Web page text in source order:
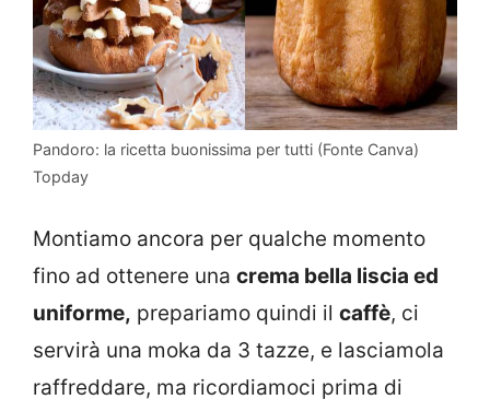
Pandoro: la ricetta buonissima per tutti (Fonte Canva)
Topday
Montiamo ancora per qualche momento
fino ad ottenere una crema bella liscia ed
uniforme, prepariamo quindi il caffè, ci
servirà una moka da 3 tazze, e lasciamola
raffreddare, ma ricordiamoci prima di